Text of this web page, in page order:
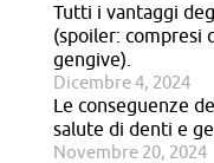
Tutti i vantaggi
(spoiler: compresi
gengive).
Dicembre 4, 2024
Le conseguenze
salute di denti e
Novembre 20, 2024